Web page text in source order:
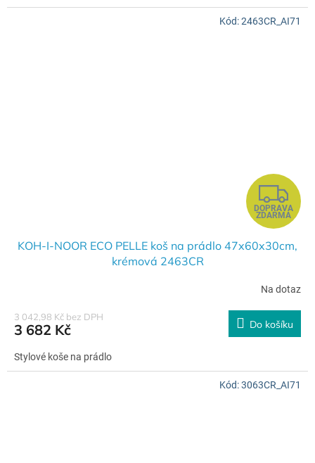
Z
D
A
R
M
A
DOPRAVA
ZDARMA
KOH-I-NOOR ECO PELLE koš na prádlo 47x60x30cm,
krémová 2463CR
Na dotaz
3 042,98 Kč bez DPH
3 682 Kč Do košíku
Stylové koše na prádlo
Kód:2463CR_AI71
Kód:3063CR_AI71